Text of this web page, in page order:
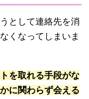
として連絡先を消
くなってしまいま
を取れる手段がな
に関わらず会える